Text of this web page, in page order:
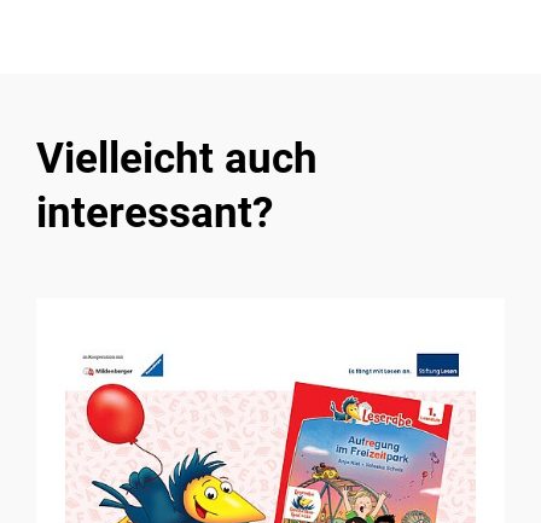
Vielleicht auch
interessant?